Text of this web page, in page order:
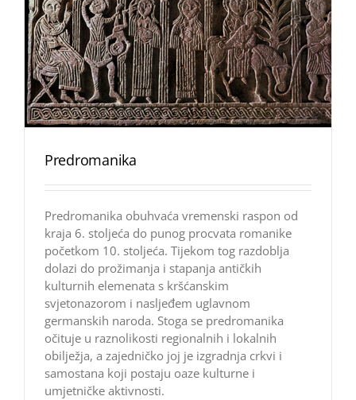
Predromanika
Predromanika obuhvaća vremenski raspon od
kraja 6. stoljeća do punog procvata romanike
početkom 10. stoljeća. Tijekom tog razdoblja
dolazi do prožimanja i stapanja antičkih
kulturnih elemenata s kršćanskim
svjetonazorom i nasljeđem uglavnom
germanskih naroda. Stoga se predromanika
očituje u raznolikosti regionalnih i lokalnih
obilježja, a zajedničko joj je izgradnja crkvi i
samostana koji postaju oaze kulturne i
umjetničke aktivnosti.